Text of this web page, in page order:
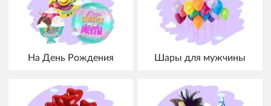
На День Рождения Шары для мужчины